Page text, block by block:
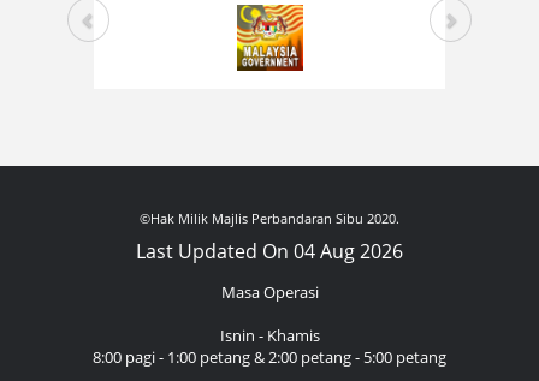
©Hak Milik Majlis Perbandaran Sibu 2020.
Last Updated On 04 Aug 2026
Masa Operasi
Isnin - Khamis
8:00 pagi - 1:00 petang & 2:00 petang - 5:00 petang